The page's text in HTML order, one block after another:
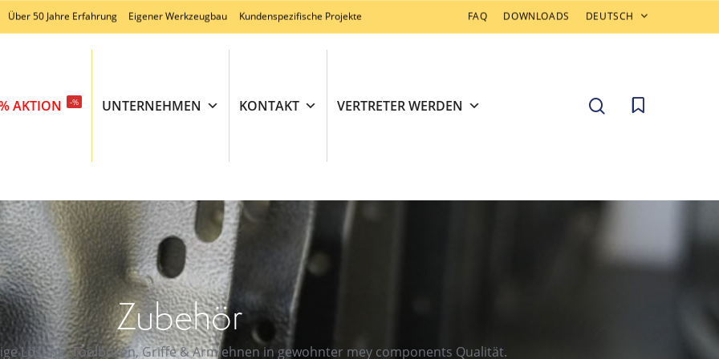
Über 50 Jahre Erfahrung Eigener Werkzeugbau Kundenspezifische Projekte FAQ DOWNLOADS DEUTSCH
AKTION -% UNTERNEHMEN KONTAKT VERTRETER WERDEN search
Zubehör
Lösung. Toolboxen, Griffe & Armlehnen in gewohnter mey components Qualität.